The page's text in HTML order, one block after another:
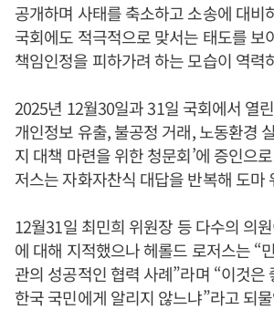
공개하며 사태를 축소하고 소송에 대비
국회에도 적극적으로 맞서는 태도를 보
책임인정을 피하가려 하는 모습이 역력
2025년 12월30일과 31일 국회에서 열
개인정보 유출, 불공정 거래, 노동환경
지 대책 마련을 위한 청문회’에 증인으
저스는 자화자찬식 대답을 반복해 도마
12월31일 최민희 위원장 등 다수의 의
에 대해 지적했으나 헤롤드 로저스는 “
관의 성공적인 협력 사례”라며 “이것은
한국 국민에게 알리지 않느냐”라고 되